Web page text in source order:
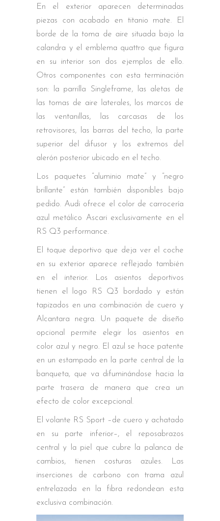
En el exterior aparecen determinadas
piezas con acabado en titanio mate. El
borde de la toma de aire situada bajo la
calandra y el emblema quattro que figura
en su interior son dos ejemplos de ello.
Otros componentes con esta terminación
son: la parrilla Singleframe, las aletas de
las tomas de aire laterales, los marcos de
las ventanillas, las carcasas de los
retrovisores, las barras del techo, la parte
superior del difusor y los extremos del
alerón posterior ubicado en el techo.
Los paquetes “aluminio mate” y “negro
brillante” están también disponibles bajo
pedido. Audi ofrece el color de carrocería
azul metálico Ascari exclusivamente en el
RS Q3 performance.
El toque deportivo que deja ver el coche
en su exterior aparece reflejado también
en el interior. Los asientos deportivos
tienen el logo RS Q3 bordado y están
tapizados en una combinación de cuero y
Alcantara negra. Un paquete de diseño
opcional permite elegir los asientos en
color azul y negro. El azul se hace patente
en un estampado en la parte central de la
banqueta, que va difuminándose hacia la
parte trasera de manera que crea un
efecto de color excepcional.
El volante RS Sport –de cuero y achatado
en su parte inferior–, el reposabrazos
central y la piel que cubre la palanca de
cambios, tienen costuras azules. Las
inserciones de carbono con trama azul
entrelazada en la fibra redondean esta
exclusiva combinación.